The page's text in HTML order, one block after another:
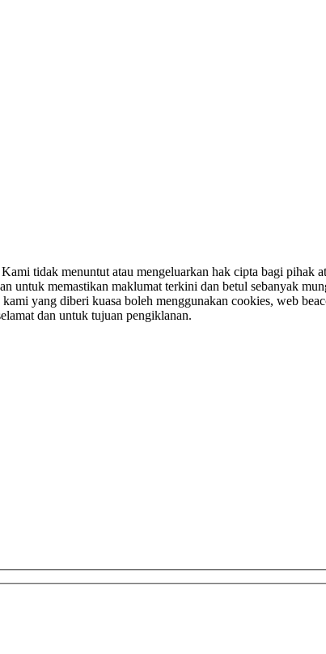
tidak menuntut atau mengeluarkan hak cipta bagi
memastikan maklumat terkini dan betul sebanyak
yang diberi kuasa boleh menggunakan cookies, web
dan untuk tujuan pengiklanan.